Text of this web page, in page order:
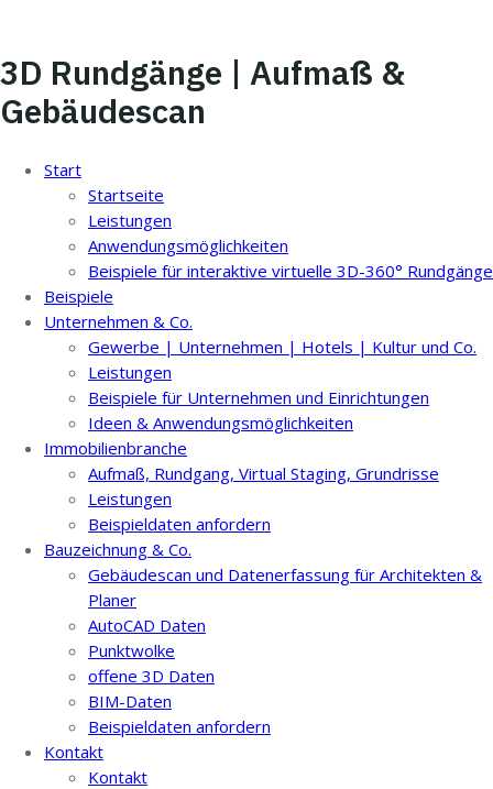
3D Rundgänge | Aufmaß &
Gebäudescan
Start
Startseite
Leistungen
Anwendungsmöglichkeiten
Beispiele für interaktive virtuelle 3D-360° Rundgänge
Beispiele
Unternehmen & Co.
Gewerbe | Unternehmen | Hotels | Kultur und Co.
Leistungen
Beispiele für Unternehmen und Einrichtungen
Ideen & Anwendungsmöglichkeiten
Immobilienbranche
Aufmaß, Rundgang, Virtual Staging, Grundrisse
Leistungen
Beispieldaten anfordern
Bauzeichnung & Co.
Gebäudescan und Datenerfassung für Architekten &
Planer
AutoCAD Daten
Punktwolke
offene 3D Daten
BIM-Daten
Beispieldaten anfordern
Kontakt
Kontakt